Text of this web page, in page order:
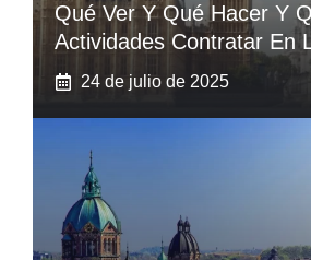
Qué Ver Y Qué Hacer Y
Actividades Contratar En
24 de julio de 2025